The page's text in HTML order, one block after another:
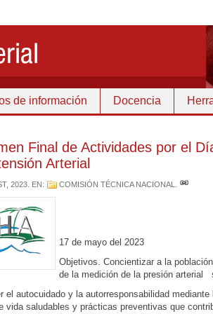
de información Docencia
Final de Actividades por el
Arterial
2023. EN: COMISIÓN TÉCNICA NACIONAL
17 de mayo del 2023
Objetivos. Concientizar a la
de la medición de la presión arterial
el autocuidado y la autorresponsabilidad
vida saludables y prácticas preventivas que